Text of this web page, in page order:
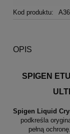
Kod produktu:
OPIS
SPIGEN
Spigen Liquid
podkreśla
pełną